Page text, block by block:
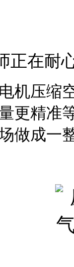
正在耐
机压缩
更精准
做成一